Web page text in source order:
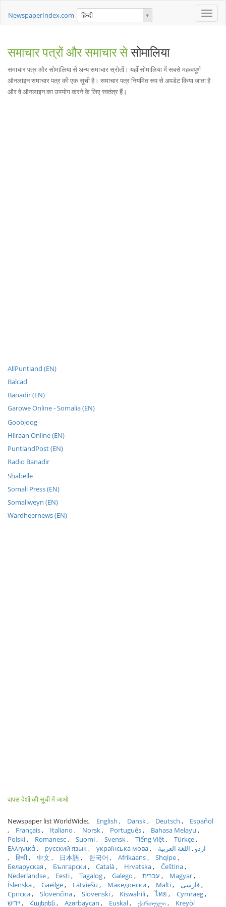
Toggle
NewspaperIndex.com हिन्दी
समाचार पत्रों और समाचार सेसोमालिया
समाचार पत्र और सोमालिया से अन्य समाचार स्रोतों। यहाँ सोमालिया में सबसे महत्वपूर्ण
ऑनलाइन समाचार पत्र की एक सूची है। समाचार पत्र नियमित रूप से अपडेट किया जाता है
और वे ऑनलाइन का उपयोग करने के लिए स्वतंत्र हैं।
AllPuntland (EN)
Balcad
Banadir (EN)
Garowe Online - Somalia (EN)
Goobjoog
Hiiraan Online (EN)
PuntlandPost (EN)
Radio Banadir
Shabelle
Somali Press (EN)
Somaliweyn (EN)
Wardheernews (EN)
वापस देशों की सूची में जाओ
Newspaper list WorldWide: English Dansk Deutsch
Español
Français
Italiano Norsk Português
Bahasa Melayu
Polski
Romanesc Suomi Svensk Tiếng Việt
Türkçe
Ελληνικά
русский язык українська мова اردو
اللغة العربية
हिन्दी
中文 日本語 한국어 Afrikaans
Shqipe
Беларуская
Български Català Hrvatska
Čeština
Nederlandse
Eesti Tagalog Galego עברית
Magyar
Íslenska
Gaeilge Latviešu Македонски Malti
فارسی
Српски
Slovenčina Slovenski Kiswahili ไทย
Cymraeg
ייִדיש
Հայերեն Azərbaycan Euskal ქართული Kreyòl